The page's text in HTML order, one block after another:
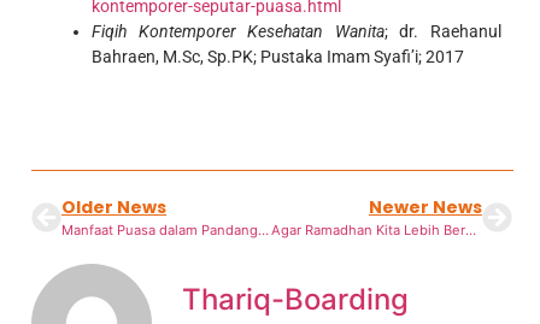
kontemporer-seputar-puasa.html
Fiqih Kontemporer Kesehatan Wanita; dr. Raehanul
Bahraen, M.Sc, Sp.PK; Pustaka Imam Syafi’i; 2017
Older News
Manfaat Puasa dalam Pandangan Sains
Newer News
Agar Ramadhan Kita Lebih Bermakna
Thariq-Boarding